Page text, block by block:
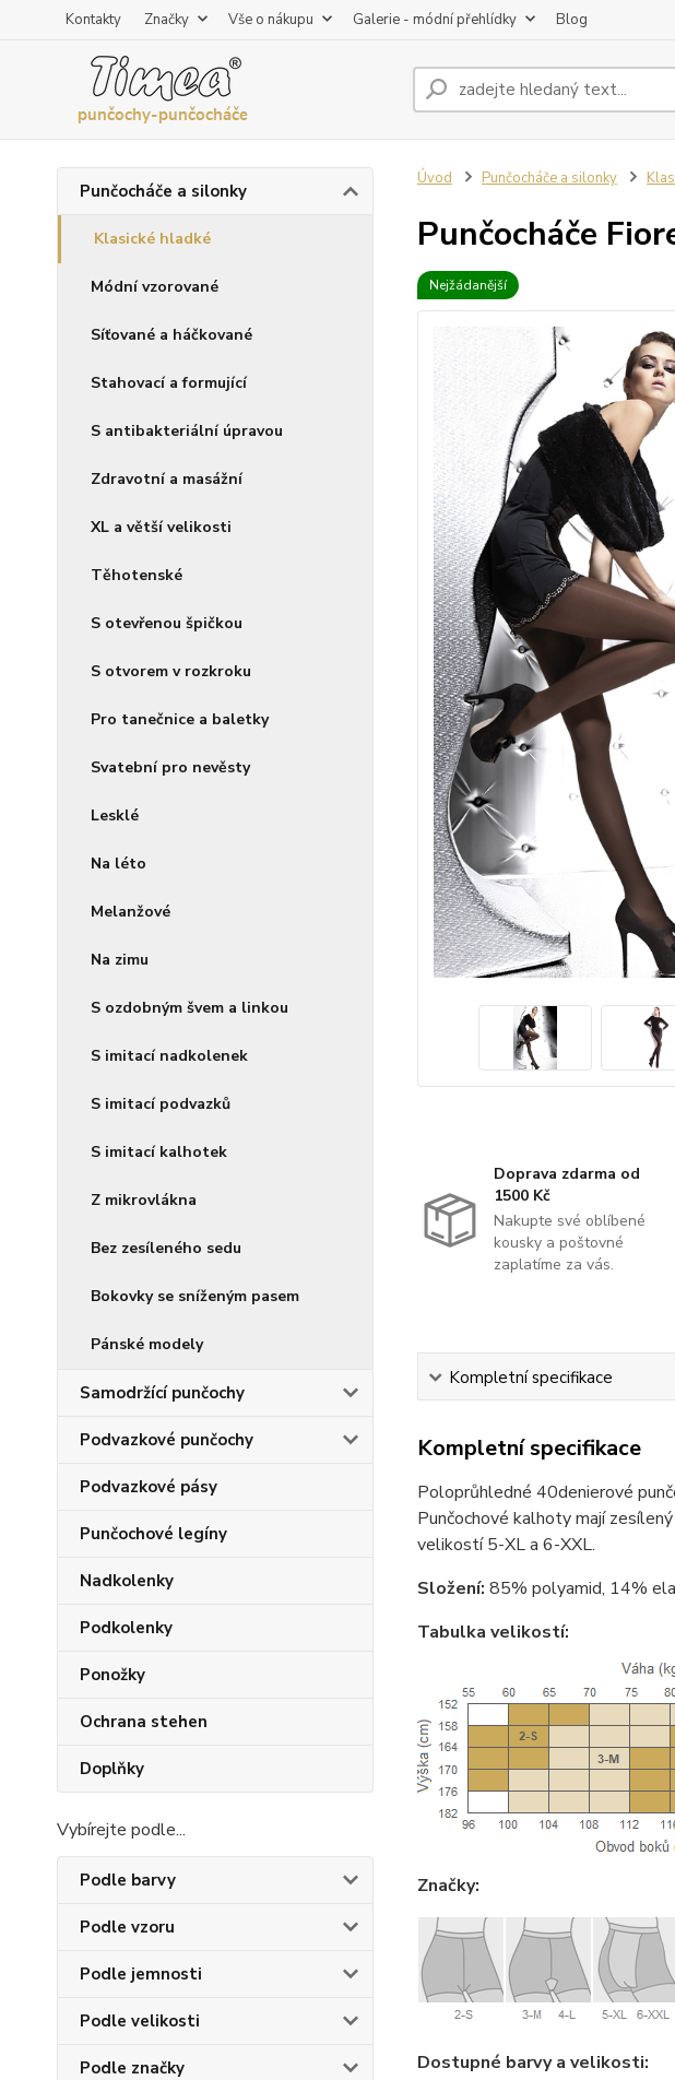
Kontakty Značky Vše o nákupu Galerie - módní přehlídky Blog
Punčocháče a silonky
Klasické hladké
Módní vzorované
Síťované a háčkované
Stahovací a formující
S antibakteriální úpravou
Zdravotní a masážní
XL a větší velikosti
Těhotenské
S otevřenou špičkou
S otvorem v rozkroku
Pro tanečnice a baletky
Svatební pro nevěsty
Lesklé
Na léto
Melanžové
Na zimu
S ozdobným švem a linkou
S imitací nadkolenek
S imitací podvazků
S imitací kalhotek
Z mikrovlákna
Bez zesíleného sedu
Bokovky se sníženým pasem
Pánské modely
Samodržící punčochy
Podvazkové punčochy
Podvazkové pásy
Punčochové legíny
Nadkolenky
Podkolenky
Ponožky
Ochrana stehen
Doplňky
Vybírejte podle...
Podle barvy
Podle vzoru
Podle jemnosti
Podle velikosti
Podle značky
Úvod Punčocháče a silonky
Punčocháče
Nejžádanější
Doprava zdarma od
1500 Kč
Nakupte své oblíbené
kousky a poštovné
zaplatíme za vás.
Kompletní specifikace
Kompletní specifikace
Poloprůhledné 40denierové
Punčochové kalhoty mají
velikostí 5-XL a 6-XXL.
Složení: 85% polyamid, 14%
Tabulka velikostí:
Značky:
Dostupné barvy a velikosti: